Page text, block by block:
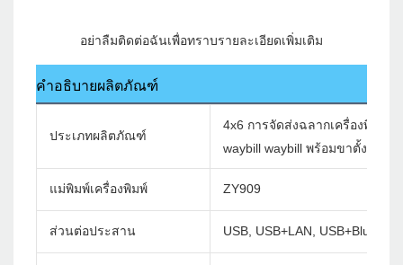
คำอธิบายผลิตภัณฑ์
ประเภทผลิตภัณฑ์
4x6 การจัดส่งฉลากเครื่องพิมพ์ค
waybill waybill พร้อมขาตั้งฉลาก
แม่พิมพ์เครื่องพิมพ์ ZY909
ส่วนต่อประสาน USB, USB+LAN,